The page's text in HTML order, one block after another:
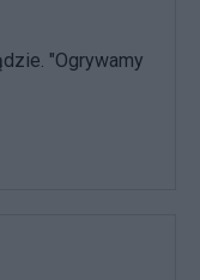
"Ogrywamy